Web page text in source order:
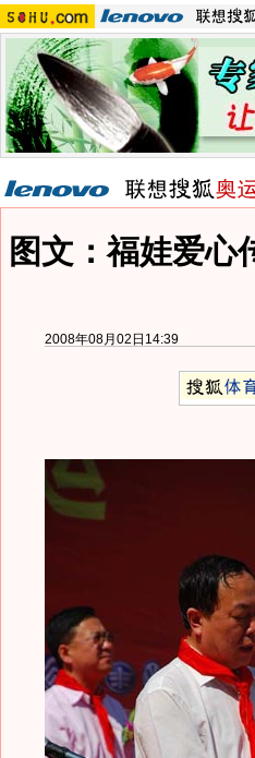
图文：福娃爱心
2008年08月02日14:39